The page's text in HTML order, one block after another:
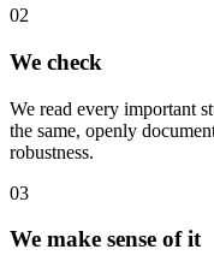
02
We check
We read every important
the same, openly
robustness.
03
We make sense of it